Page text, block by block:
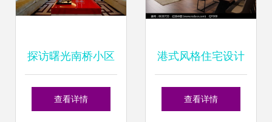
探访曙光南桥小区
上海禧鑫装饰的住
查看详情
港式风格住宅设计
装修
查看详情